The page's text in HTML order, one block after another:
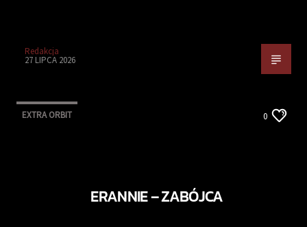
Redakcja
27 LIPCA 2026
EXTRA ORBIT 0
ERANNIE – ZABÓJCA